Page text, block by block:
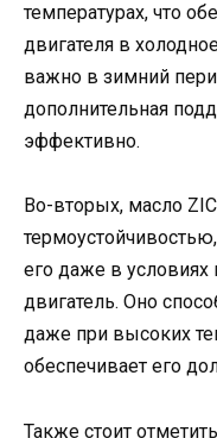
температурах, что
двигателя в
важно в зимний
дополнительная
эффективно.
Во-вторых, масло
его даже в
двигатель. Оно
даже при высоких
обеспечивает его
Также стоит